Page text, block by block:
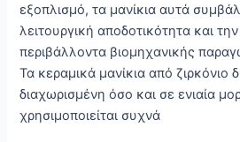
εξοπλισμό, τα μανίκια αυτά
λειτουργική αποδοτικότητα και
περιβάλλοντα βιομηχανικής
Τα κεραμικά μανίκια από ζιρκόνιο
διαχωρισμένη όσο και σε ενιαία
χρησιμοποιείται συχνά